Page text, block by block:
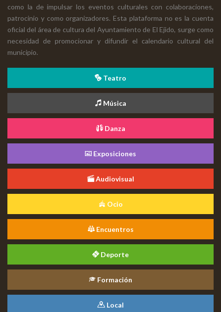
como la de impulsar los eventos culturales con colaboraciones,
patrocinio y como organizadores. Esta plataforma no es la cuenta
oficial del área de cultura del Ayuntamiento de El Ejido, surge como
necesidad de promocionar y difundir el calendario cultural del
municipio.
Teatro
Música
Danza
Exposiciones
Audiovisual
Ocio
Encuentros
Deporte
Formación
Local